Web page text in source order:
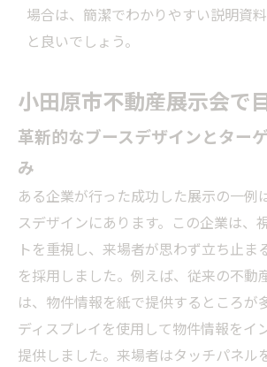
場合は、簡潔でわかりやすい説明資
と良いでしょう。
小田原市不動産展示会で
革新的なブースデザインとター
み
ある企業が行った成功した展示の一例
スデザインにあります。この企業は、
トを重視し、来場者が思わず立ち止ま
を採用しました。例えば、従来の不動
は、物件情報を紙で提供するところが
ディスプレイを使用して物件情報をイ
提供しました。来場者はタッチパネル